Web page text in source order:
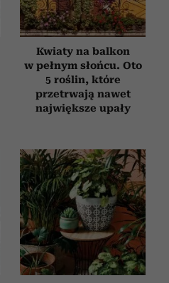
Kwiaty na balkon
w pełnym słońcu. Oto
5 roślin, które
przetrwają nawet
największe upały